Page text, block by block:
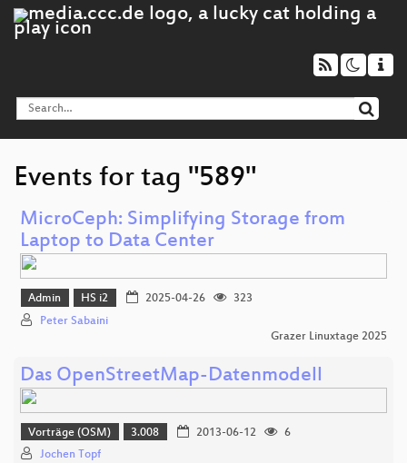
Events for tag "589"
MicroCeph: Simplifying Storage from
Laptop to Data Center
Admin HS i2 2025-04-26
323
Peter Sabaini
Grazer Linuxtage 2025
Das OpenStreetMap-Datenmodell
Vorträge (OSM) 3.008 2013-06-12
6
Jochen Topf